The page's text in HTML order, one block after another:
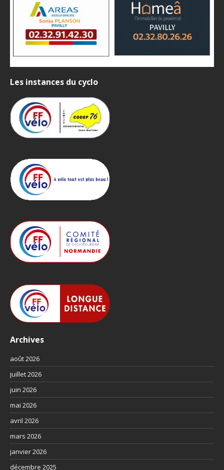
Les instances du cyclo
Archives
août 2026
juillet 2026
juin 2026
mai 2026
avril 2026
mars 2026
janvier 2026
décembre 2025